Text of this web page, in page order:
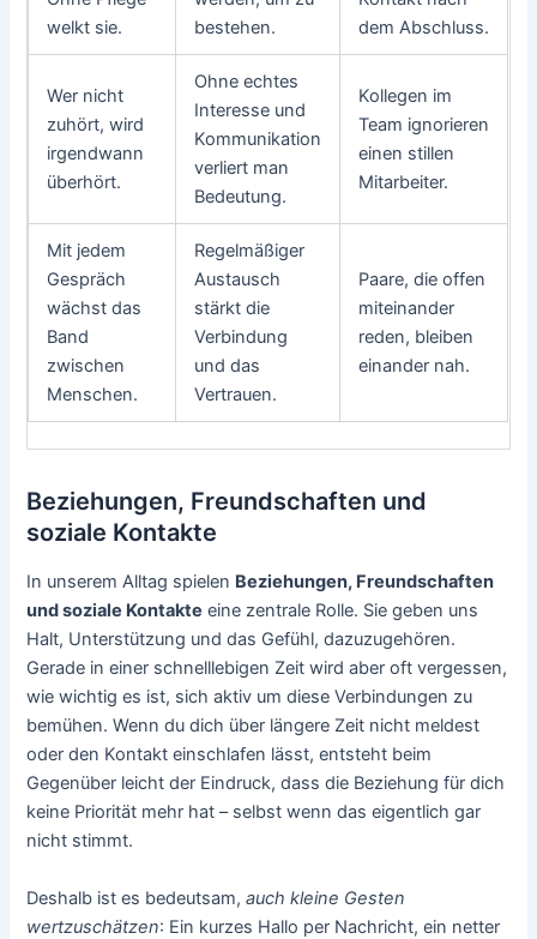
welkt sie.
bestehen.
dem Abschluss.
Wer nicht
zuhört, wird
irgendwann
überhört.
Ohne echtes
Interesse und
Kommunikation
verliert man
Bedeutung.
Kollegen im
Team ignorieren
einen stillen
Mitarbeiter.
Mit jedem
Gespräch
wächst das
Band
zwischen
Menschen.
Regelmäßiger
Austausch
stärkt die
Verbindung
und das
Vertrauen.
Paare, die offen
miteinander
reden, bleiben
einander nah.
Beziehungen, Freundschaften und
soziale Kontakte
In unserem Alltag spielen Beziehungen, Freundschaften
und soziale Kontakte eine zentrale Rolle. Sie geben uns
Halt, Unterstützung und das Gefühl, dazuzugehören.
Gerade in einer schnelllebigen Zeit wird aber oft vergessen,
wie wichtig es ist, sich aktiv um diese Verbindungen zu
bemühen. Wenn du dich über längere Zeit nicht meldest
oder den Kontakt einschlafen lässt, entsteht beim
Gegenüber leicht der Eindruck, dass die Beziehung für dich
keine Priorität mehr hat – selbst wenn das eigentlich gar
nicht stimmt.
Deshalb ist es bedeutsam,auch kleine Gesten
wertzuschätzen: Ein kurzes Hallo per Nachricht, ein netter